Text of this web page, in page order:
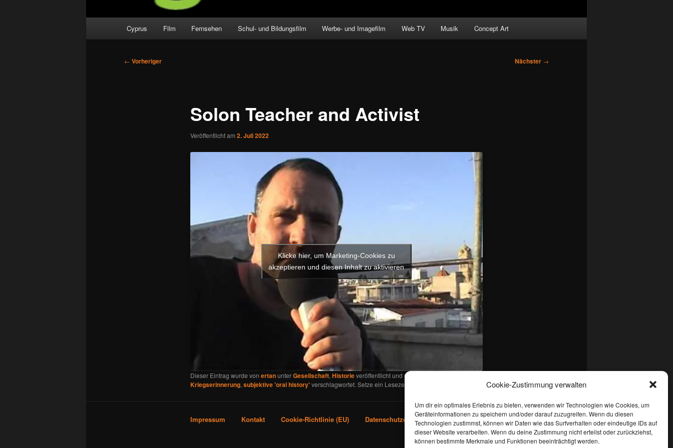
Cookie-Zustimmung verwalten
Um dir ein optimales Erlebnis zu bieten, verwenden wir Technologien wie Cookies, um
Geräteinformationen zu speichern und/oder darauf zuzugreifen. Wenn du diesen
Technologien zustimmst, können wir Daten wie das Surfverhalten oder eindeutige IDs auf
dieser Website verarbeiten. Wenn du deine Zustimmung nicht erteilst oder zurückziehst,
können bestimmte Merkmale und Funktionen beeinträchtigt werden.
Cyprus Film Fernsehen Schul- und Bildungsfilm Werbe- und Imagefilm Web TV Musik Concept Art
Beitragsnavigation
← Vorheriger Nächster →
Solon Teacher and Activist
Veröffentlicht am 2. Juli 2022
Klicke hier, um Marketing-Cookies zu
akzeptieren und diesen Inhalt zu aktivieren
Dieser Eintrag wurde von ertanunterGesellschaft, Historieveröffentlicht und mit
Kriegserinnerung, subjektive 'oral history'verschlagwortet. Setze ein Lesezeichen für den
Impressum Kontakt Cookie-Richtlinie (EU) Datenschutzerklärung